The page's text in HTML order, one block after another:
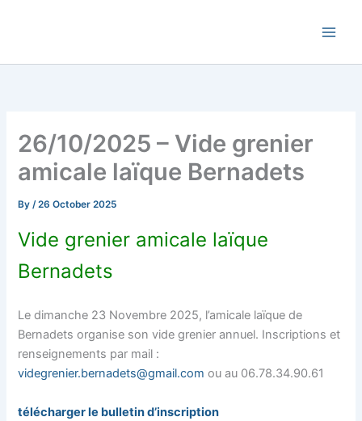
26/10/2025 – Vide grenier
amicale laïque Bernadets
By/26 October 2025
Vide grenier amicale laïque
Bernadets
Le dimanche 23 Novembre 2025, l’amicale laïque de
Bernadets organise son vide grenier annuel. Inscriptions et
renseignements par mail :
videgrenier.bernadets@gmail.com ou au 06.78.34.90.61
télécharger le bulletin d’inscription